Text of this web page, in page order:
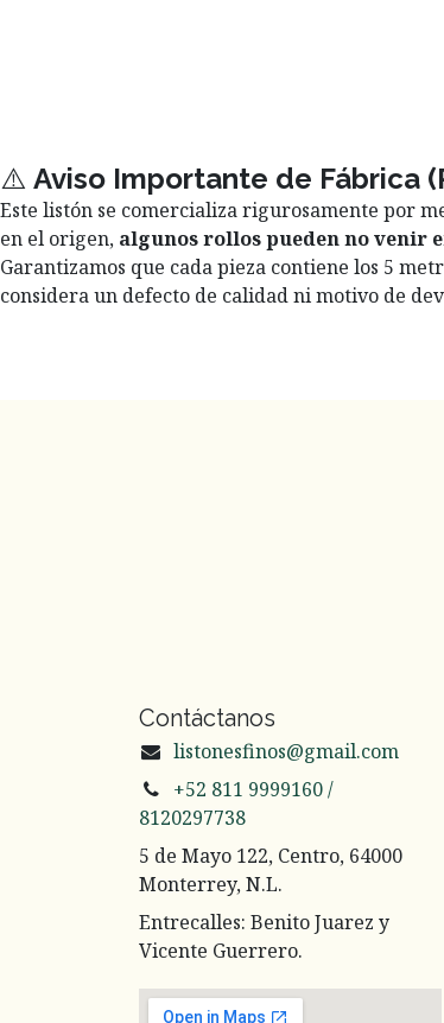
⚠️ Aviso Importante de Fábrica
Este listón se comercializa rigurosamente por
en el origen, algunos rollos pueden no venir
Garantizamos que cada pieza contiene los 5
considera un defecto de calidad ni motivo de
Contáctanos
listonesfinos@gmail.com
+52 811 9999160 /
8120297738
5 de Mayo 122, Centro, 64000
Monterrey, N.L.
Entrecalles: Benito Juarez y
Vicente Guerrero.